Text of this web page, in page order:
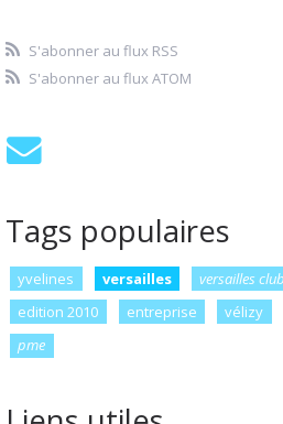
S'abonner au flux RSS
S'abonner au flux ATOM
Tags populaires
yvelines versailles versailles
edition 2010
entreprise vélizy
pme